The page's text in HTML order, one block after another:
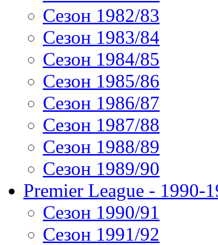
Сезон 1982/83
Сезон 1983/84
Сезон 1984/85
Сезон 1985/86
Сезон 1986/87
Сезон 1987/88
Сезон 1988/89
Сезон 1989/90
Premier League - 1990-
Сезон 1990/91
Сезон 1991/92